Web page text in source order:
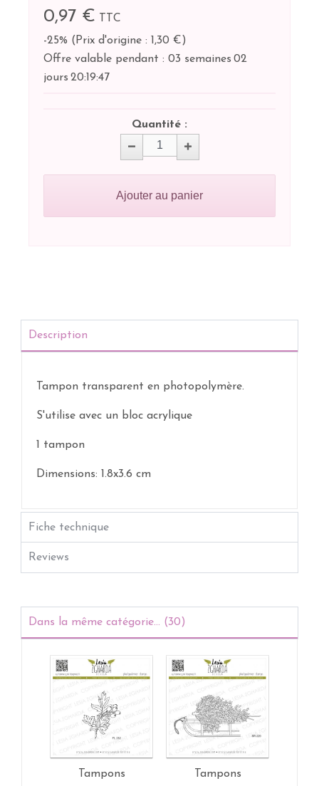
0,97 €
TTC
-25% ( Prix d'origine : 1,30 €)
Offre valable pendant : 03 semaines 02
jours 20:19:47
Quantité :
Ajouter au panier
Description
Tampon transparent en photopolymère.
S'utilise avec un bloc acrylique
1 tampon
Dimensions: 1.8x3.6 cm
Fiche technique
Reviews
Dans la même catégorie... (30)
Tampons
Tampons